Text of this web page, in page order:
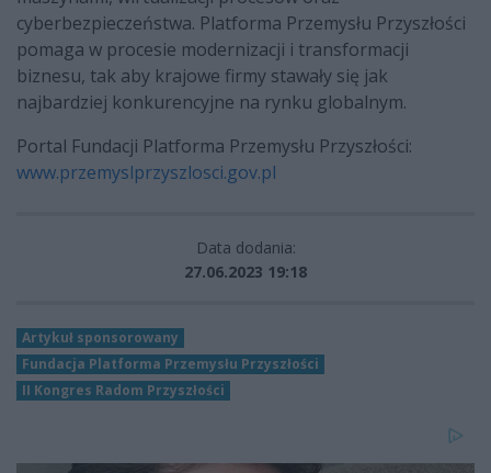
cyberbezpieczeństwa. Platforma Przemysłu Przyszłości
pomaga w procesie modernizacji i transformacji
biznesu, tak aby krajowe firmy stawały się jak
najbardziej konkurencyjne na rynku globalnym.
Portal Fundacji Platforma Przemysłu Przyszłości:
www.przemyslprzyszlosci.gov.pl
Data dodania:
27.06.2023 19:18
Artykuł sponsorowany
Fundacja Platforma Przemysłu Przyszłości
II Kongres Radom Przyszłości